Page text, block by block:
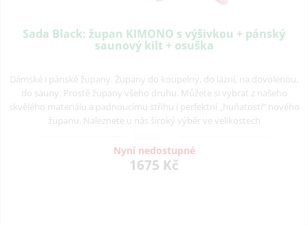
Sada Black: župan KIMONO s výšivkou + pánský
saunový kilt + osuška
Dámské i pánské župany. Župany do koupelny, do lázní, na dovolenou,
do sauny. Prostě župany všeho druhu. Můžete si vybrat z našeho
skvělého materiálu a padnoucímu střihu i perfektní „huňatostí“ nového
županu. Naleznete u nás široký výběr ve velikostech
Nyní nedostupné
1675 Kč